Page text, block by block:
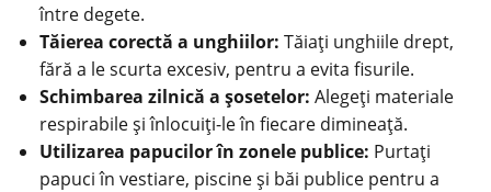
între degete.
Tăierea corectă a unghiilor: Tăiați unghiile drept,
fără a le scurta excesiv, pentru a evita fisurile.
Schimbarea zilnică a șosetelor: Alegeți materiale
respirabile și înlocuiți-le în fiecare dimineață.
Utilizarea papucilor în zonele publice: Purtați
papuci în vestiare, piscine și băi publice pentru a